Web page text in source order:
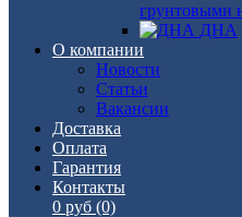
грунтовыми
ДНА
О компании
Новости
Статьи
Вакансии
Доставка
Оплата
Гарантия
Контакты
0 руб (0)